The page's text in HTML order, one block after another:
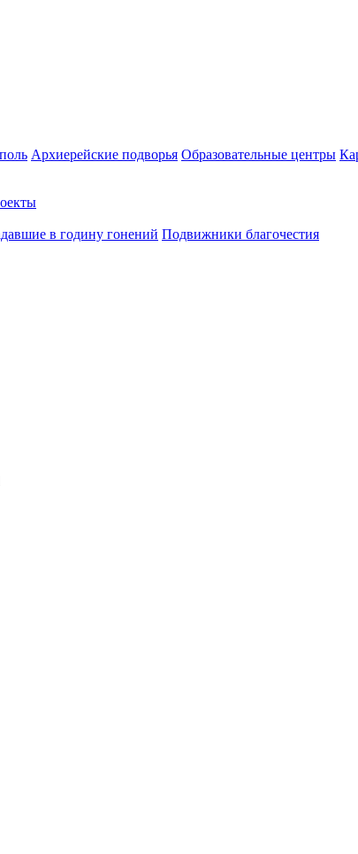
Архиерейские подворья Образовательные центры
в годину гонений Подвижники благочестия